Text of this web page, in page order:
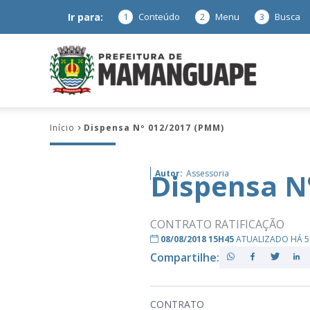
Ir para: 1 Conteúdo 2 Menu 3 Busca
Mamanguape
–
Início Dispensa Nº 012/2017 (PMM)
Autor: Assessoria
Dispensa
CONTRATO RATIFICAÇÃO
08/08/2018 15H45ATUALIZADO HÁ 5
Compartilhe:
CONTRATO